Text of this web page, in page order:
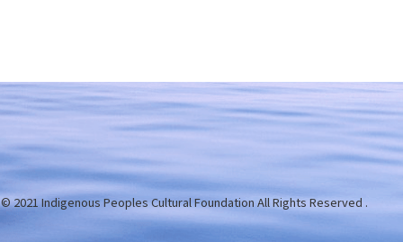
2021 Indigenous Peoples Cultural Foundation All Rights Reserved .